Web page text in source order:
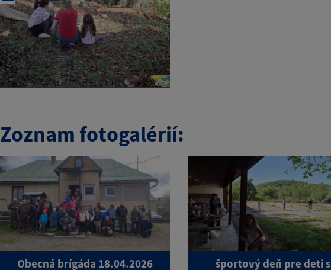
Zoznam fotogalérií:
Obecná brígáda 18.04.2026
športový deň pre deti s